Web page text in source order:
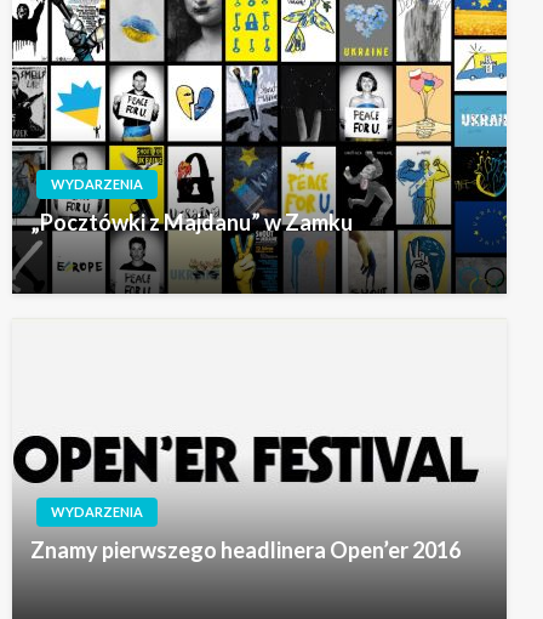
WYDARZENIA
„Pocztówki z Majdanu” w Zamku
WYDARZENIA
Znamy pierwszego headlinera Open’er 2016